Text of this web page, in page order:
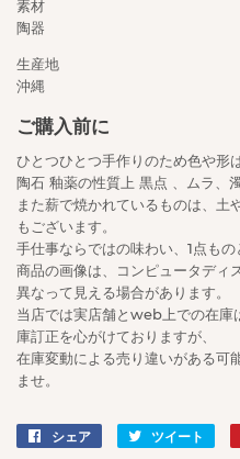
素材
陶器
生産地
沖縄
ご購入前に
ひとつひとつ手作りのため色や形
陶石 釉薬の性質上 黒点 、ムラ、
また薪で焼かれているものは、土
もございます。
手仕事ならではの味わい、1点もの
商品の画像は、コンピュータディ
異なって見える場合があります。
当店では実店舗とweb上での在庫
庫訂正を心がけておりますが、
在庫変動による売り違いがある可
ませ。
シェア
Facebookツイート